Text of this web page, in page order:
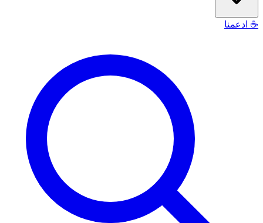
☕ ادعمنا